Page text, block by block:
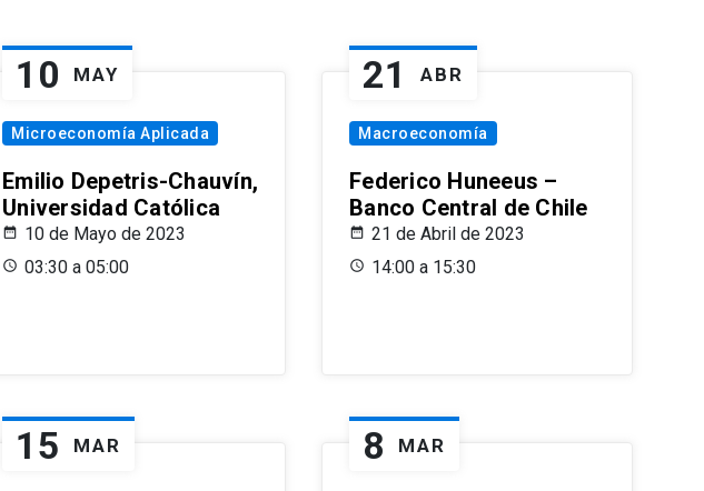
10 MAY
Microeconomía Aplicada
Emilio Depetris-Chauvín,
Universidad Católica
10 de Mayo de 2023
03:30 a 05:00
21 ABR
Macroeconomía
Federico Huneeus –
Banco Central de Chile
21 de Abril de 2023
14:00 a 15:30
15 MAR 8 MAR